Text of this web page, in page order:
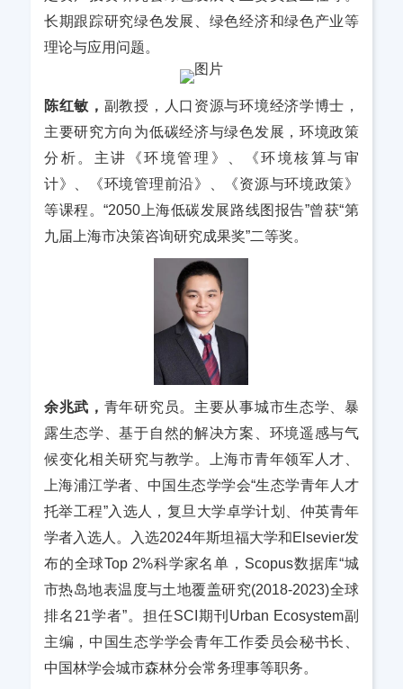
长期跟踪研究绿色发展、绿色经济和绿色产业等
理论与应用问题。
陈红敏， 副教授，人口资源与环境经济学博士，
主要研究方向为低碳经济与绿色发展，环境政策
分析。主讲《环境管理》、《环境核算与审
计》、《环境管理前沿》、《资源与环境政策》
等课程。“2050上海低碳发展路线图报告”曾获“第
九届上海市决策咨询研究成果奖”二等奖。
余兆武， 青年研究员。主要从事城市生态学、暴
露生态学、基于自然的解决方案、环境遥感与气
候变化相关研究与教学。上海市青年领军人才、
上海浦江学者、中国生态学学会“生态学青年人才
托举工程”入选人，复旦大学卓学计划、仲英青年
学者入选人。入选2024年斯坦福大学和Elsevier发
布的全球Top 2%科学家名单，Scopus数据库“城
市热岛地表温度与土地覆盖研究(2018-2023)全球
排名21学者”。担任SCI期刊Urban Ecosystem副
主编，中国生态学学会青年工作委员会秘书长、
中国林学会城市森林分会常务理事等职务。